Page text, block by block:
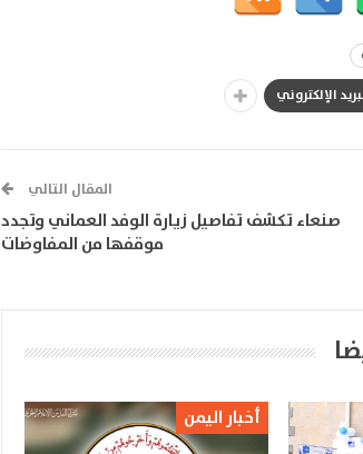
الإلكتروني
المقال التالي
صنعاء تكشف تفاصيل زيارة الوفد العماني وتجدد
موقفها من المفاوضات
أخبار اليمن